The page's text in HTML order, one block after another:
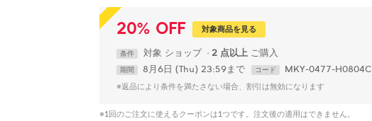
20% OFF 対象商品を見る
条件 対象 ショップ 2 点以上
期間 8月6日 (Thu) 23:59まで コード MKY-0477-H0804C
※返品により条件を満たさない場合、割引は無効になります
※1回のご注文に使えるクーポンは1つです。注文後の適用はできません。